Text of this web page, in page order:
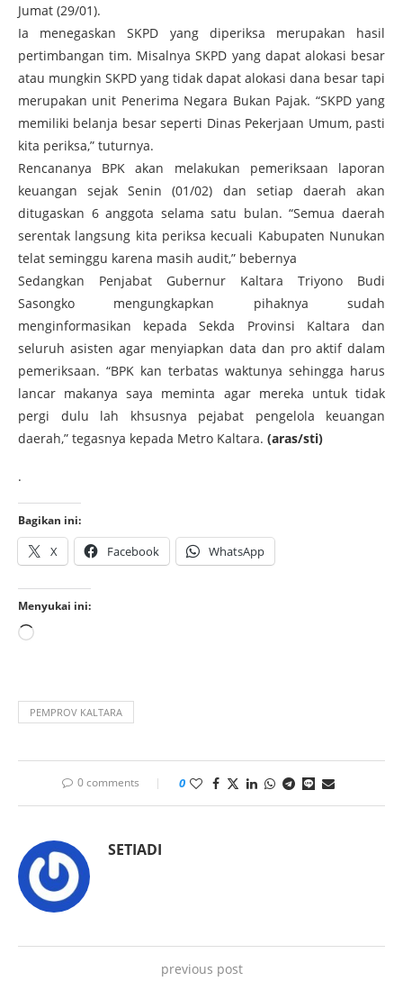
Jumat (29/01).
Ia menegaskan SKPD yang diperiksa merupakan hasil
pertimbangan tim. Misalnya SKPD yang dapat alokasi besar
atau mungkin SKPD yang tidak dapat alokasi dana besar tapi
merupakan unit Penerima Negara Bukan Pajak. “SKPD yang
memiliki belanja besar seperti Dinas Pekerjaan Umum, pasti
kita periksa,” tuturnya.
Rencananya BPK akan melakukan pemeriksaan laporan
keuangan sejak Senin (01/02) dan setiap daerah akan
ditugaskan 6 anggota selama satu bulan. “Semua daerah
serentak langsung kita periksa kecuali Kabupaten Nunukan
telat seminggu karena masih audit,” bebernya
Sedangkan Penjabat Gubernur Kaltara Triyono Budi
Sasongko mengungkapkan pihaknya sudah
menginformasikan kepada Sekda Provinsi Kaltara dan
seluruh asisten agar menyiapkan data dan pro aktif dalam
pemeriksaan. “BPK kan terbatas waktunya sehingga harus
lancar makanya saya meminta agar mereka untuk tidak
pergi dulu lah khsusnya pejabat pengelola keuangan
daerah,” tegasnya kepada Metro Kaltara. (aras/sti)
.
Bagikan ini:
X Facebook WhatsApp
Menyukai ini:
PEMPROV KALTARA
0 comments 0
SETIADI
previous post